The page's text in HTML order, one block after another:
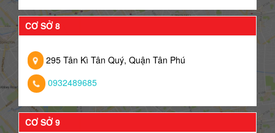
CƠ SỞ 8
295 Tân Kì Tân Quý, Quận Tân Phú
0932489685
CƠ SỞ 9